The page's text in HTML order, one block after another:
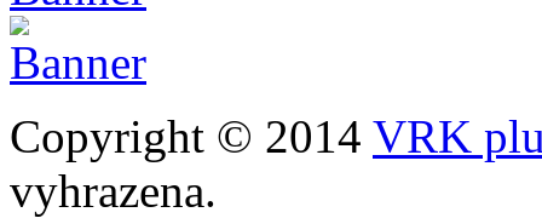
Copyright © 2014 VRK
vyhrazena.